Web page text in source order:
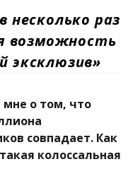
несколько раз
возможность
эксклюзив»
о том, что
совпадает. Как
колоссальная